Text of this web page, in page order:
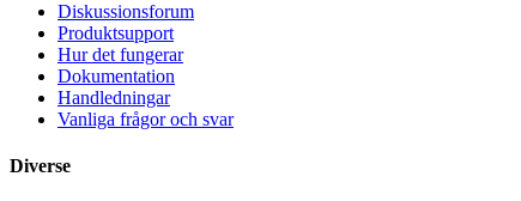
Diskussionsforum
Produktsupport
Hur det fungerar
Dokumentation
Handledningar
Vanliga frågor och svar
Diverse